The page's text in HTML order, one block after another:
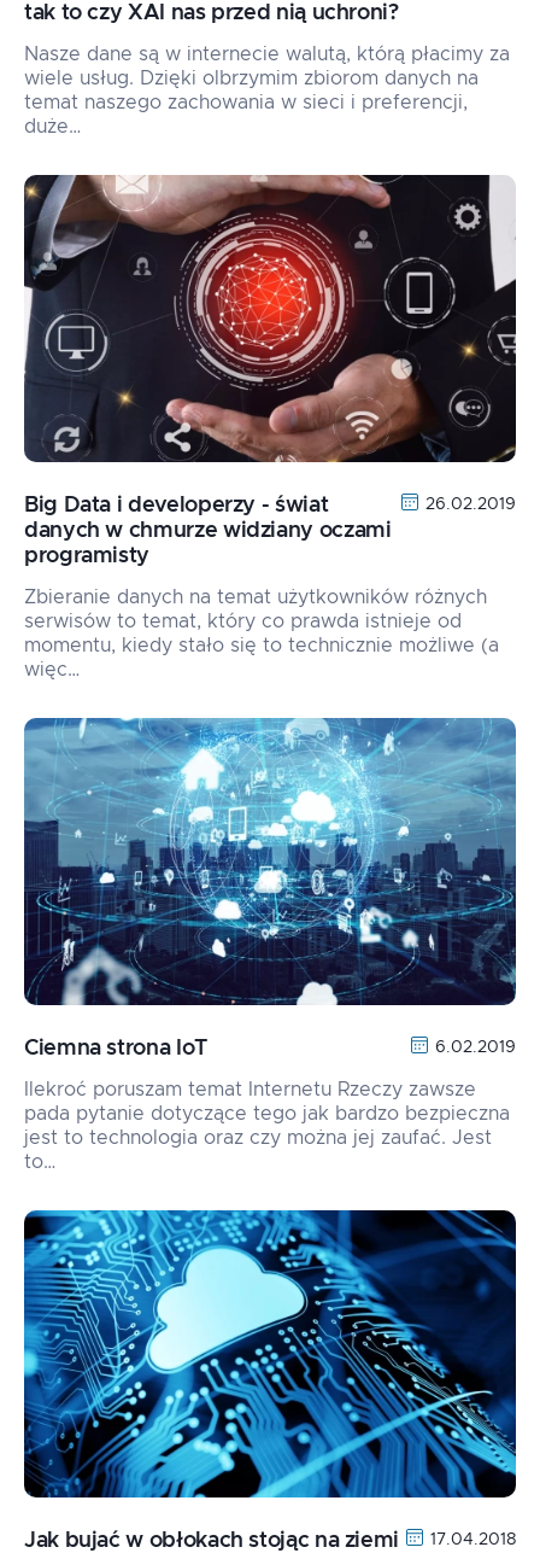
tak to czy XAI nas przed nią uchroni?
Nasze dane są w internecie walutą, którą płacimy za
wiele usług. Dzięki olbrzymim zbiorom danych na
temat naszego zachowania w sieci i preferencji,
duże…
Big Data i developerzy - świat
danych w chmurze widziany oczami
programisty
26.02.2019
Zbieranie danych na temat użytkowników różnych
serwisów to temat, który co prawda istnieje od
momentu, kiedy stało się to technicznie możliwe (a
więc…
Ciemna strona IoT 6.02.2019
Ilekroć poruszam temat Internetu Rzeczy zawsze
pada pytanie dotyczące tego jak bardzo bezpieczna
jest to technologia oraz czy można jej zaufać. Jest
to…
Jak bujać w obłokach stojąc na ziemi
17.04.2018